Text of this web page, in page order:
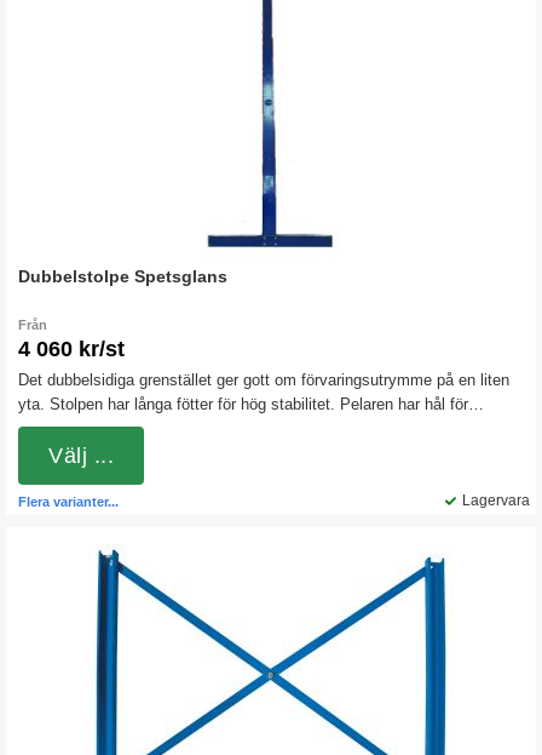
Dubbelstolpe Spetsglans
Från
4 060 kr/st
Det dubbelsidiga grenstället ger gott om förvaringsutrymme på en liten
yta. Stolpen har långa fötter för hög stabilitet. Pelaren har hål för
montering av armar med ett centrumavstånd på 76 mm.
Lagervara
Flera varianter...
Välj ...